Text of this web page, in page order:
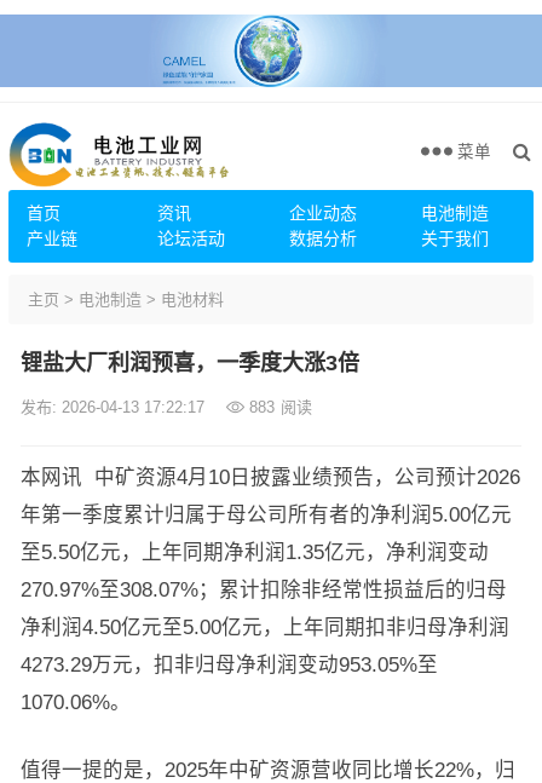
首页 资讯 企业动态
电池制造
产业链
论坛活动 数据分析 关于我们
菜单
主页 > 电池制造> 电池材料
锂盐大厂利润预喜，一季度大涨3倍
发布: 2026-04-13 17:22:17 883 阅读
本网讯 中矿资源4月10日披露业绩预告，公司预计2026
年第一季度累计归属于母公司所有者的净利润5.00亿元
至5.50亿元，上年同期净利润1.35亿元，净利润变动
270.97%至308.07%；累计扣除非经常性损益后的归母
净利润4.50亿元至5.00亿元，上年同期扣非归母净利润
4273.29万元，扣非归母净利润变动953.05%至
1070.06%。
值得一提的是，2025年中矿资源营收同比增长22%，归